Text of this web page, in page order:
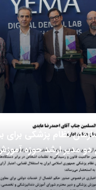
نظام پزشکی برای
دو مدیر ارشد حوزه